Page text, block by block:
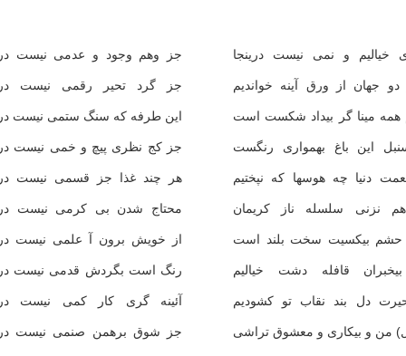
خياليم و نمى نيست درينجا جز وهم وجود و عدمى نيست
دو جهان از ورق آينه خوانديم جز گرد تحير رقمى نيست
همه مينا گر بيداد شکست است اين طرفه که سنگ ستمى نيست
اين باغ بهموارى رنگست جز کج نظرى پيچ و خمى نيست
دنيا چه هوسها که نپختيم هر چند غذا جز قسمى نيست
نزنى سلسله ناز کريمان محتاج شدن بى کرمى نيست
حشم بيکسيت سخت بلند است از خويش برون آ علمى نيست
قافله دشت خياليم رنگ است بگردش قدمى نيست
دل بند نقاب تو کشوديم آئينه گرى کار کمى نيست
من و بيکارى و معشوق تراشى جز شوق برهمن صنمى نيست